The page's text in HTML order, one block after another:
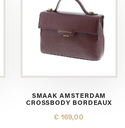
SMAAK AMSTERDAM
CROSSBODY BORDEAUX
€ 169,00